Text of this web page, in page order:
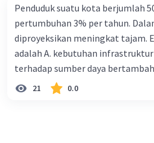
Penduduk suatu kota berjumlah
pertumbuhan 3% per tahun.
diproyeksikan meningkat tajam.
adalah A. kebutuhan
terhadap sumber daya
eksponensial berdampak jangka
memengaruhi tata ruang E.
21 0.0